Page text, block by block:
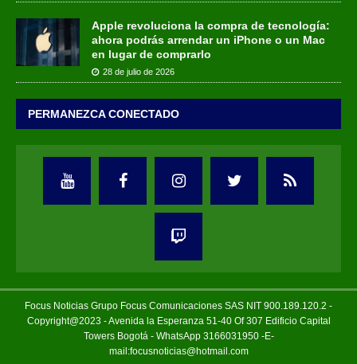
Apple revoluciona la compra de tecnología:
ahora podrás arrendar un iPhone o un Mac
en lugar de comprarlo
28 de julio de 2026
PERMANEZCA CONECTADO
Focus Noticias Grupo Focus Comunicaciones SAS NIT 900.189.120.2 -
Copyright@2023 - Avenida la Esperanza 51-40 Of 307 Edificio Capital
Towers Bogotá - WhatsApp 3166031950 -E-
mail:focusnoticias@hotmail.com